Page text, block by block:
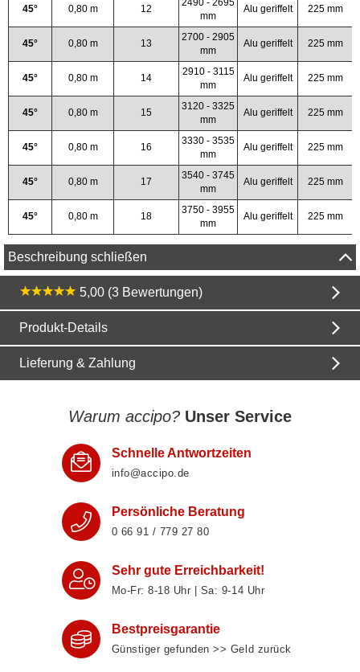
45° 0,80 m 12
2490 - 2695
mm
Alu geriffelt 225 mm
45° 0,80 m 13
2700 - 2905
mm
Alu geriffelt 225 mm
45° 0,80 m 14
2910 - 3115
mm
Alu geriffelt 225 mm
45° 0,80 m 15
3120 - 3325
mm
Alu geriffelt 225 mm
45° 0,80 m 16
3330 - 3535
mm
Alu geriffelt 225 mm
45° 0,80 m 17
3540 - 3745
mm
Alu geriffelt 225 mm
45° 0,80 m 18
3750 - 3955
mm
Alu geriffelt 225 mm
Beschreibung schließen
5,00 (3 Bewertungen)
Produkt-Details
Lieferung & Zahlung
Warum accipo? Unser Service
Schnelle Antwortzeiten
info@accipo.de
Persönliche Beratung
0 66 91 / 779 27 80
Sehr gute Erreichbarkeit!
Mo-Fr: 8‑18 Uhr | Sa: 9‑14 Uhr
Bestpreisgarantie
Günstiger gefunden >> Geld zurück